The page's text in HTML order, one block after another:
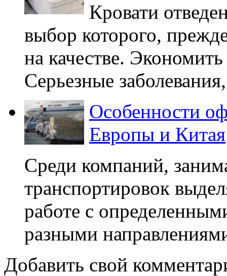
Кровати
выбор которого,
на качестве.
Серьезные
Особенности
Европы и Китая
Среди компаний,
транспортировок
работе с
разными
Добавить свой